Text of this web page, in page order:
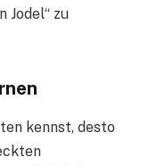
Jodel“ zu
kennst, desto